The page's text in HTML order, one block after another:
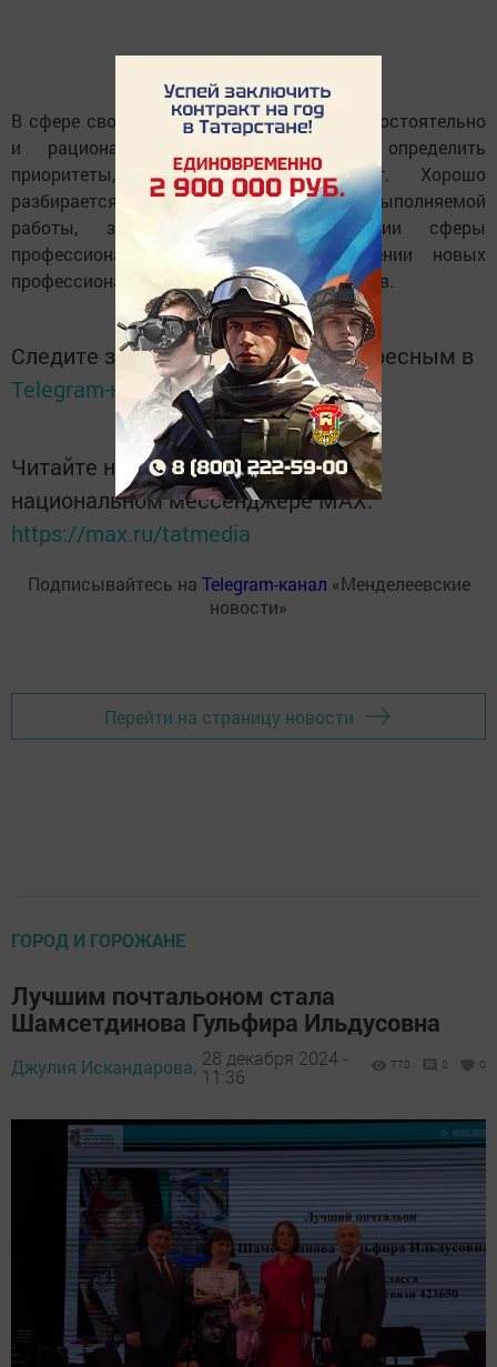
В сфере своей деятельности он умеет самостоятельно
и рационально поставить задачи, определить
приоритеты, составить план работ. Хорошо
разбирается во всех направлениях выполняемой
работы, заинтересован в расширении сферы
профессиональной деятельности, освоении новых
профессиональных знаний, умений, навыков.
Следите за самым важным и интересным в
Telegram-каналеТатмедиа
Читайте новости Татарстана в
национальном мессенджере MАХ:
https://max.ru/tatmedia
Подписывайтесь на Telegram-канал «Менделеевские
новости»
Перейти на страницу новости
ГОРОД И ГОРОЖАНЕ
Лучшим почтальоном стала
Шамсетдинова Гульфира Ильдусовна
Джулия Искандарова, 28 декабря 2024 -
11:36
770 0 0